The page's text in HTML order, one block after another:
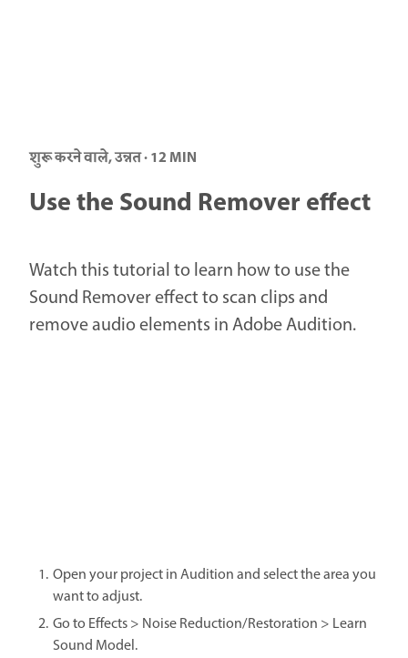
शुरू करने वाले, उन्नत · 12 MIN
Use the Sound Remover effect
Watch this tutorial to learn how to use the
Sound Remover effect to scan clips and
remove audio elements in Adobe Audition.
Open your project in Audition and select the area you
want to adjust.
Go to Effects > Noise Reduction/Restoration > Learn
Sound Model.